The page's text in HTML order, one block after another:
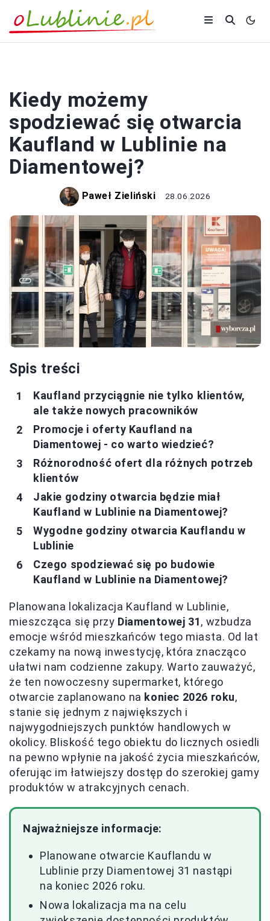
Kiedy możemy
spodziewać się otwarcia
Kaufland w Lublinie na
Diamentowej?
Paweł Zieliński 28.06.2026
Spis treści
Kaufland przyciągnie nie tylko klientów,
ale także nowych pracowników
Promocje i oferty Kaufland na
Diamentowej - co warto wiedzieć?
Różnorodność ofert dla różnych potrzeb
klientów
Jakie godziny otwarcia będzie miał
Kaufland w Lublinie na Diamentowej?
Wygodne godziny otwarcia Kauflandu w
Lublinie
Czego spodziewać się po budowie
Kaufland w Lublinie na Diamentowej?
Planowana lokalizacja Kaufland w Lublinie,
mieszcząca się przy Diamentowej 31, wzbudza
emocje wśród mieszkańców tego miasta. Od lat
czekamy na nową inwestycję, która znacząco
ułatwi nam codzienne zakupy. Warto zauważyć,
że ten nowoczesny supermarket, którego
otwarcie zaplanowano na koniec 2026 roku,
stanie się jednym z największych i
najwygodniejszych punktów handlowych w
okolicy. Bliskość tego obiektu do licznych osiedli
na pewno wpłynie na jakość życia mieszkańców,
oferując im łatwiejszy dostęp do szerokiej gamy
produktów w atrakcyjnych cenach.
Najważniejsze informacje:
Planowane otwarcie Kauflandu w
Lublinie przy Diamentowej 31 nastąpi
na koniec 2026 roku.
Nowa lokalizacja ma na celu